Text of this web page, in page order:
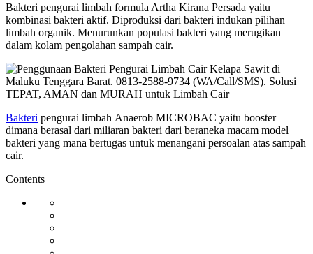
Bakteri pengurai limbah formula Artha Kirana Persada yaitu
kombinasi bakteri aktif. Diproduksi dari bakteri indukan pilihan
limbah organik. Menurunkan populasi bakteri yang merugikan
dalam kolam pengolahan sampah cair.
Bakteri pengurai limbah Anaerob MICROBAC yaitu booster
dimana berasal dari miliaran bakteri dari beraneka macam model
bakteri yang mana bertugas untuk menangani persoalan atas sampah
cair.
Contents